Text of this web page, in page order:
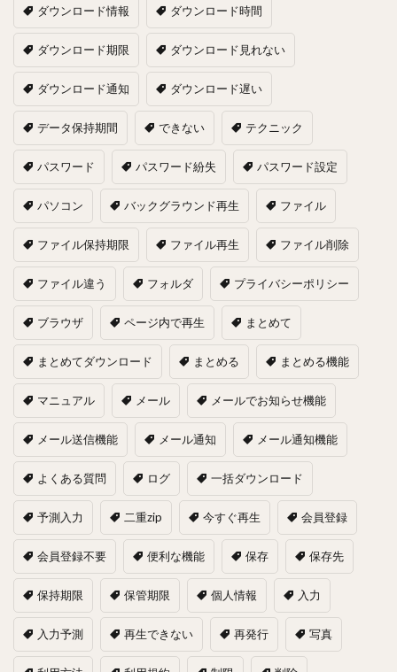
ダウンロード情報 ダウンロード時間
ダウンロード期限 ダウンロード見れない
ダウンロード通知 ダウンロード遅い
データ保持期間 できない テクニック
パスワード パスワード紛失 パスワード設定
パソコン バックグラウンド再生 ファイル
ファイル保持期限 ファイル再生 ファイル削除
ファイル違う フォルダ プライバシーポリシー
ブラウザ ページ内で再生 まとめて
まとめてダウンロード まとめる まとめる機能
マニュアル メール メールでお知らせ機能
メール送信機能 メール通知 メール通知機能
よくある質問 ログ 一括ダウンロード
予測入力 二重zip 今すぐ再生 会員登録
会員登録不要 便利な機能 保存 保存先
保持期限 保管期限 個人情報 入力
入力予測 再生できない 再発行 写真